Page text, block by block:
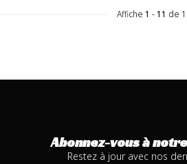
Affiche 1 - 11 de
Abonnez-vous à
Restez à jour avec nos